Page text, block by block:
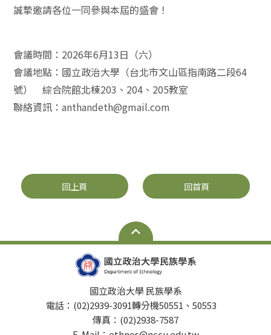
誠摯邀請各位一同參與本屆的盛會！
會議時間：2026年6月13日（六）
會議地點：國立政治大學（台北市文山區指南路二段64
號） 綜合院館北棟203、204、205教室
聯絡資訊：anthandeth@gmail.com
回上頁 回首頁
國立政治大學 民族學系
電話：(02)2939-3091轉分機50551、50553
傳真：(02)2938-7587